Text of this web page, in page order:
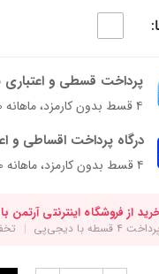
پرداخت قسطی و اعتباری
۴ قسط بدون کارمزد، ماهانه ۶۲٬۵۰۰ تومان
درگاه پرداخت اقساطی و
۴ قسط بدون کارمزد، ماهانه 62,500 تومان